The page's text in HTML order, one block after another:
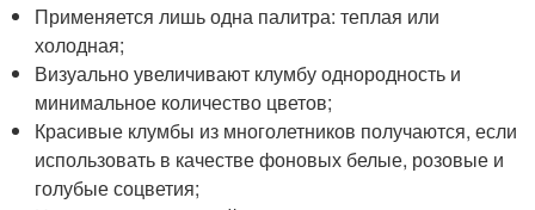
Применяется лишь одна палитра: теплая или
холодная;
Визуально увеличивают клумбу однородность и
минимальное количество цветов;
Красивые клумбы из многолетников получаются, если
использовать в качестве фоновых белые, розовые и
голубые соцветия;